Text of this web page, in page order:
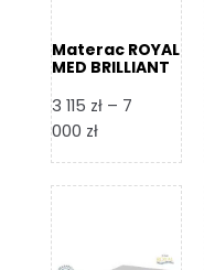
Materac ROYAL
MED BRILLIANT
3 115 zł – 7
000 złZakres
od